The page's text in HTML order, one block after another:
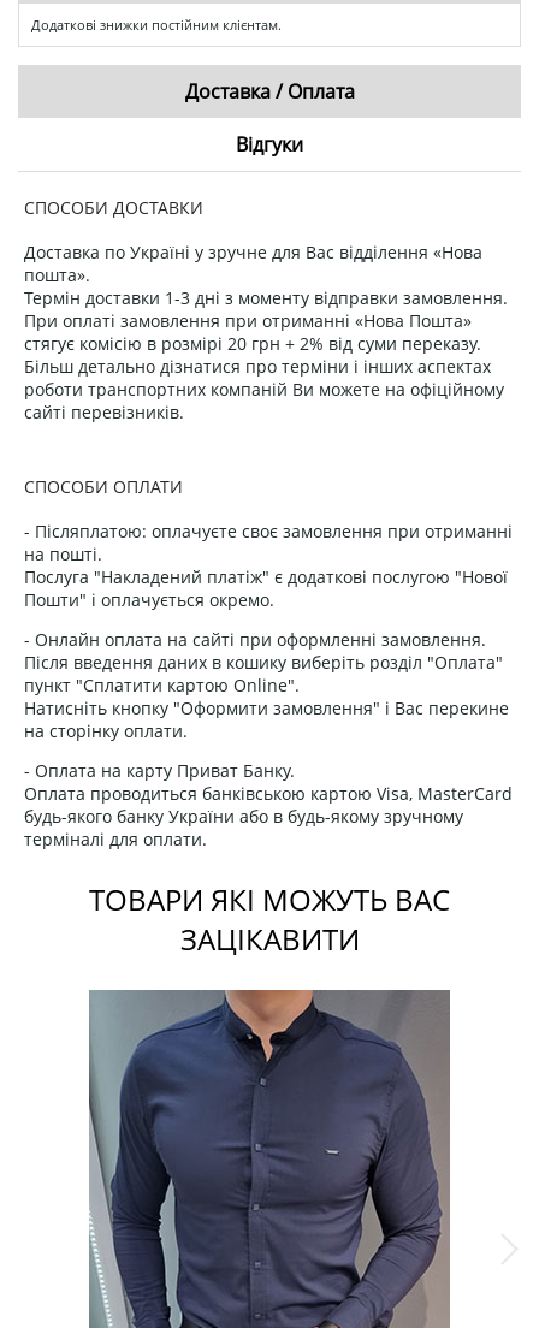
Додаткові знижки постійним клієнтам.
Доставка / Оплата
Відгуки
СПОСОБИ ДОСТАВКИ
Доставка по Україні у зручне для Вас відділення «Нова
пошта».
Термін доставки 1-3 дні з моменту відправки замовлення.
При оплаті замовлення при отриманні «Нова Пошта»
стягує комісію в розмірі 20 грн + 2% від суми переказу.
Більш детально дізнатися про терміни і інших аспектах
роботи транспортних компаній Ви можете на офіційному
сайті перевізників.
СПОСОБИ ОПЛАТИ
- Післяплатою: оплачуєте своє замовлення при отриманні
на пошті.
Послуга "Накладений платіж" є додаткові послугою "Нової
Пошти" і оплачується окремо.
- Онлайн оплата на сайті при оформленні замовлення.
Після введення даних в кошику виберіть розділ "Оплата"
пункт "Сплатити картою Online".
Натисніть кнопку "Оформити замовлення" і Вас перекине
на сторінку оплати.
- Оплата на карту Приват Банку.
Оплата проводиться банківською картою Visa, MasterCard
будь-якого банку України або в будь-якому зручному
терміналі для оплати.
ТОВАРИ ЯКІ МОЖУТЬ ВАС
ЗАЦІКАВИТИ